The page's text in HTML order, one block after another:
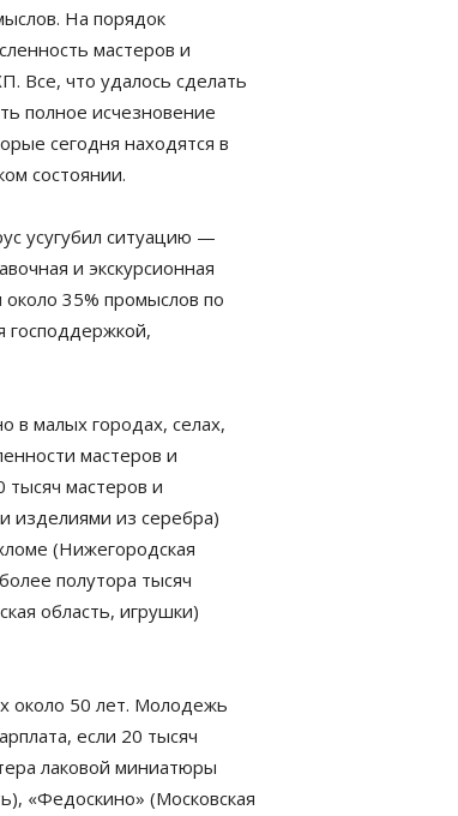
На порядок
мастеров и
Все, что удалось сделать
полное исчезновение
сегодня находятся в
состоянии.
усугубил ситуацию —
и экскурсионная
35% промыслов по
господдержкой,
в малых городах, селах,
мастеров и
тысяч мастеров и
изделиями из серебра)
(Нижегородская
полутора тысяч
область, игрушки)
около 50 лет. Молодежь
если 20 тысяч
лаковой миниатюры
«Федоскино» (Московская